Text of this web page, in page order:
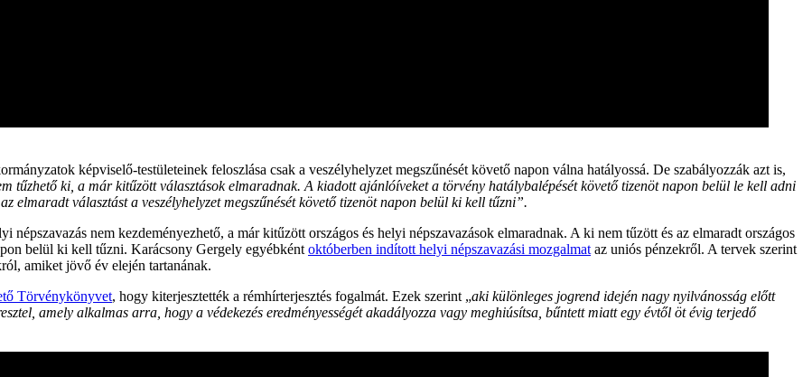
képviselő-testületeinek feloszlása csak a veszélyhelyzet megszűnését követő napon válna hatályossá. De szabályozzák azt is,
tűzhető ki, a már kitűzött választások elmaradnak. A kiadott ajánlóíveket a törvény hatálybalépését követő tizenöt napon belül le kell adni
elmaradt választást a veszélyhelyzet megszűnését követő tizenöt napon belül ki kell tűzni”.
nem kezdeményezhető, a már kitűzött országos és helyi népszavazások elmaradnak. A ki nem tűzött és az elmaradt országos
belül ki kell tűzni. Karácsony Gergely egyébként októberben indított helyi népszavazási mozgalmat az uniós pénzekről. A tervek szerint
amiket jövő év elején tartanának.
Törvénykönyvet, hogy kiterjesztették a rémhírterjesztés fogalmát. Ezek szerint „aki különleges jogrend idején nagy nyilvánosság előtt
amely alkalmas arra, hogy a védekezés eredményességét akadályozza vagy meghiúsítsa, bűntett miatt egy évtől öt évig terjedő